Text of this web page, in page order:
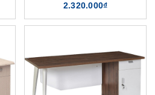
2.320.000₫